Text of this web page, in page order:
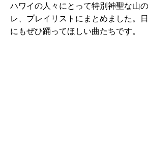
ハワイの人々にとって特別神聖な山
レ、プレイリストにまとめました。
にもぜひ踊ってほしい曲たちです。